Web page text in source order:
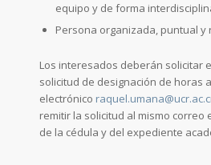
equipo y de forma
Persona organizada, puntual y
Los interesados deberán solicitar
solicitud de designación de horas
electrónico
remitir la solicitud al mismo correo
de la cédula y del expediente